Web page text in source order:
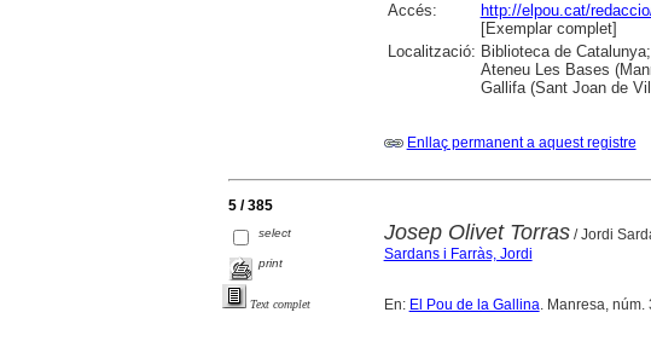
Accés:
http://elpou.cat/
[Exemplar complet]
Localització: Biblioteca de
Ateneu Les Bases
Gallifa (Sant Joan de
Enllaç permanent a aquest registre
5 / 385
select
print
Text complet
Josep Olivet Torras/ Jordi
Sardans i Farràs, Jordi
En: El Pou de la Gallina. Manresa, núm.